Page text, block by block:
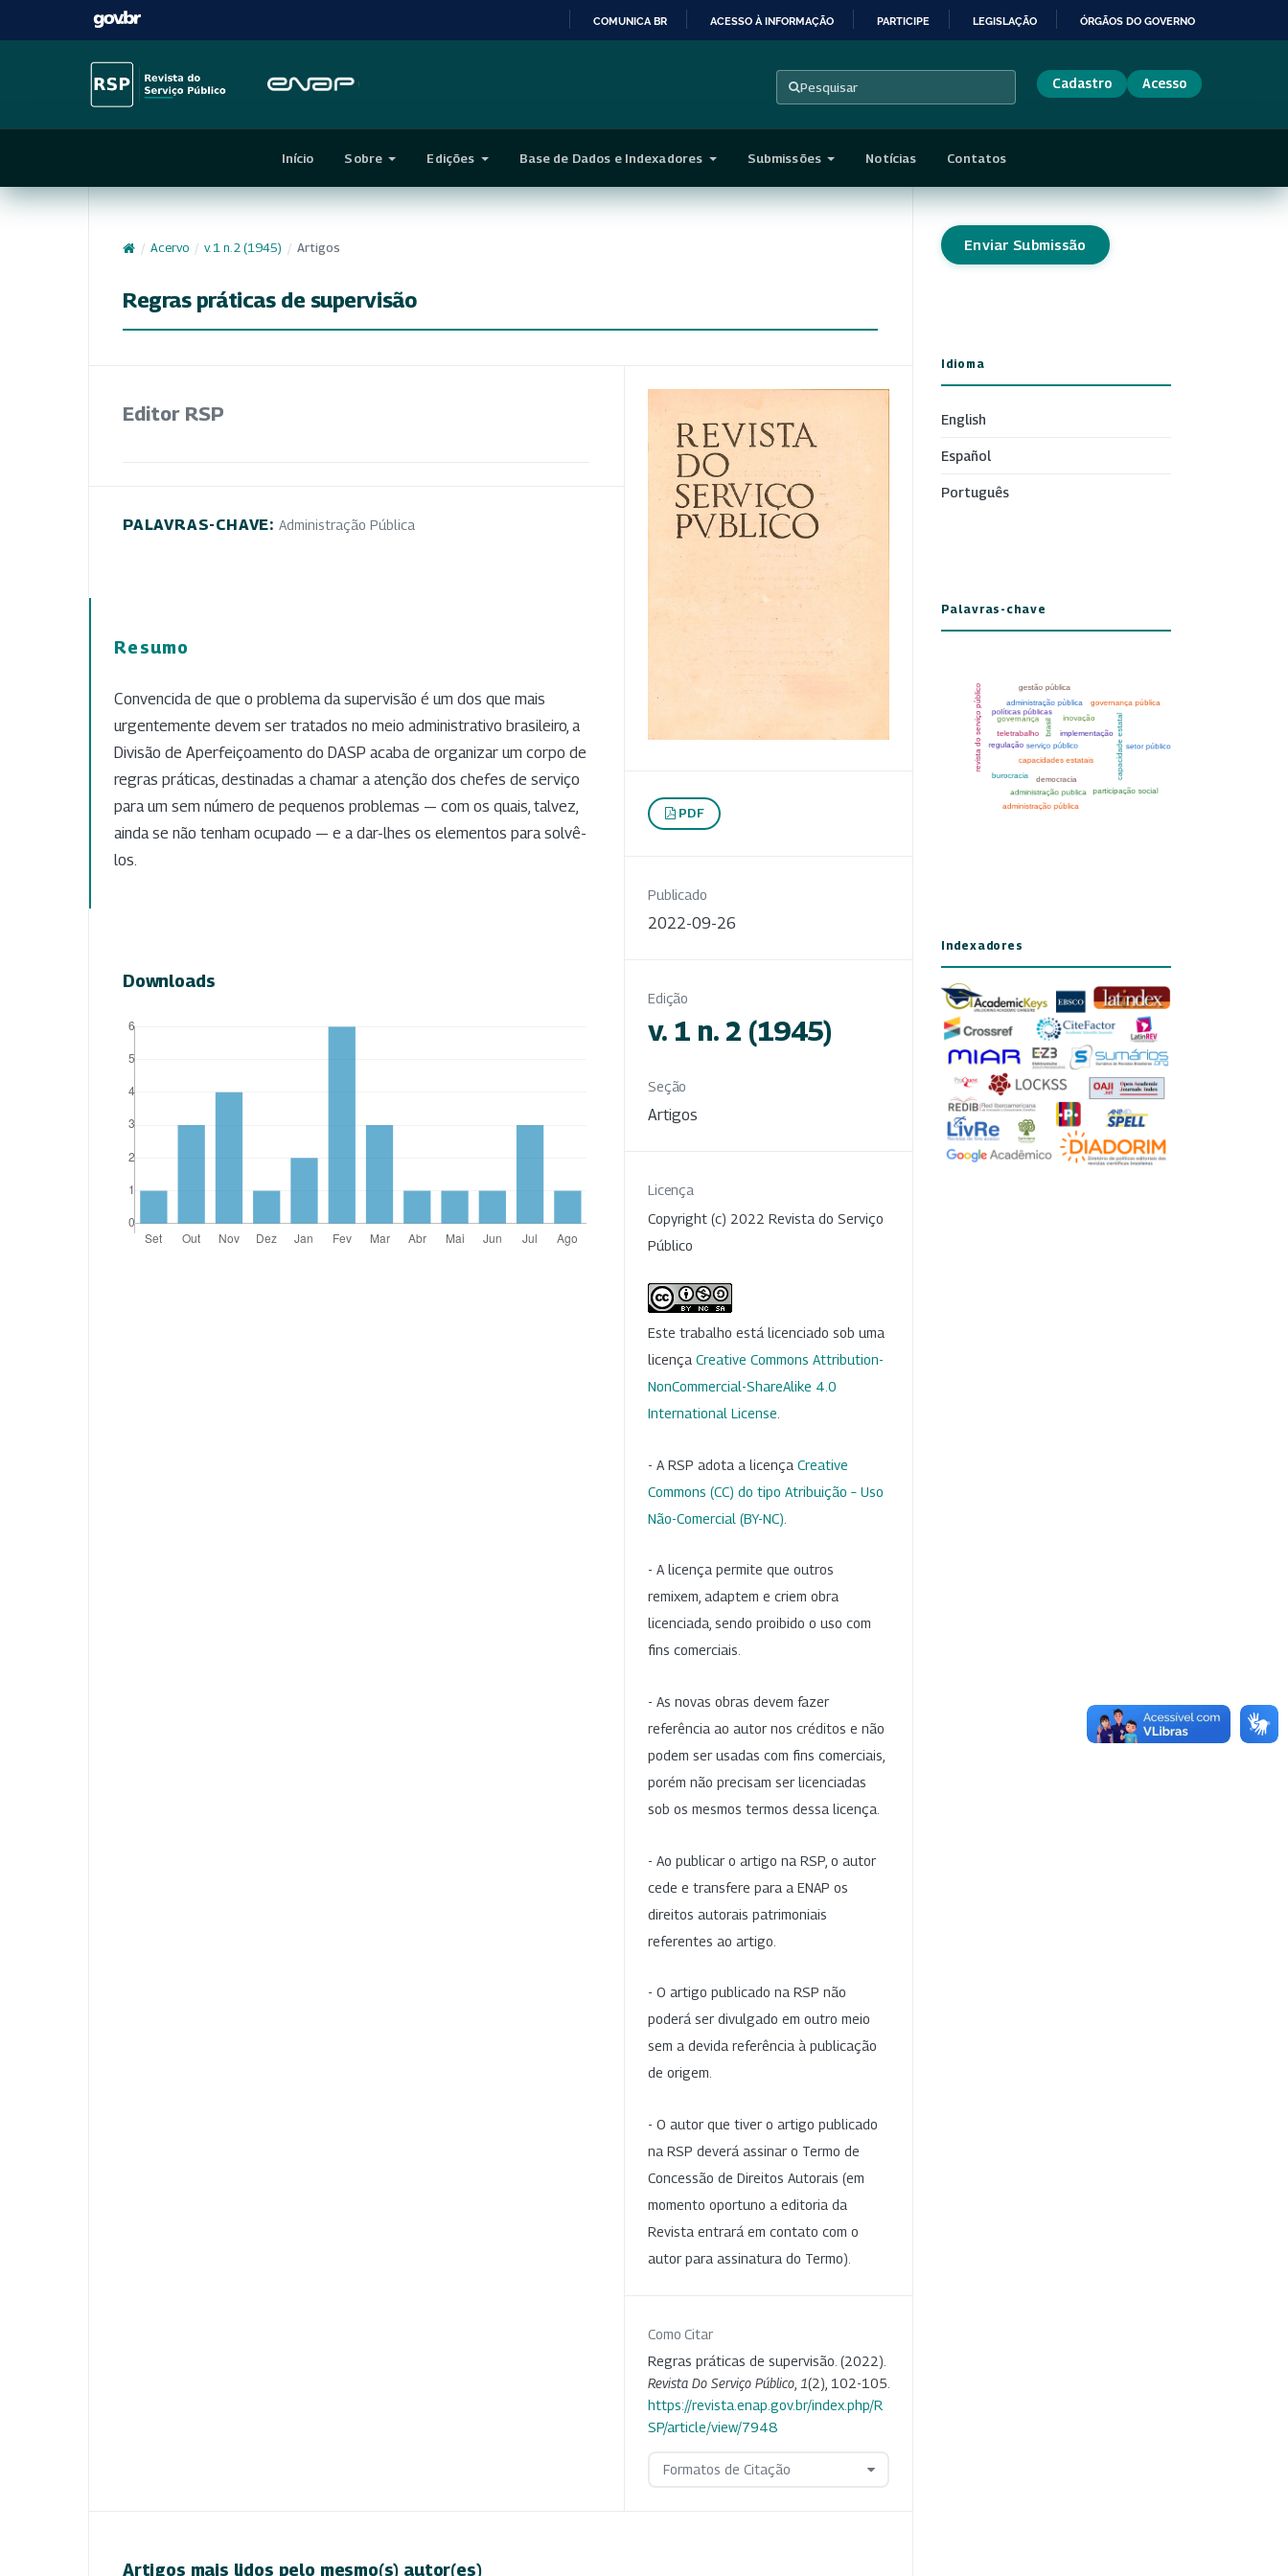
CONTEÚDO
COMUNICA BR ACESSO À INFORMAÇÃO PARTICIPE LEGISLAÇÃO ÓRGÃOS DO GOVERNO
Pesquisar Cadastro Acesso
Início Sobre Edições Base de Dados e Indexadores Submissões Notícias Contatos
/ Acervo / v. 1 n. 2 (1945) / Artigos
Regras práticas de supervisão
Editor RSP
PALAVRAS-CHAVE: Administração Pública
Resumo
Convencida de que o problema da supervisão é um dos que mais
urgentemente devem ser tratados no meio administrativo brasileiro, a
Divisão de Aperfeiçoamento do DASP acaba de organizar um corpo de
regras práticas, destinadas a chamar a atenção dos chefes de serviço
para um sem número de pequenos problemas — com os quais, talvez,
ainda se não tenham ocupado — e a dar-lhes os elementos para solvê-
los.
Downloads
PDF
Publicado
2022-09-26
Edição
v. 1 n. 2 (1945)
Seção
Artigos
Licença
Copyright (c) 2022 Revista do Serviço
Público
Este trabalho está licenciado sob uma
licença Creative Commons Attribution-
NonCommercial-ShareAlike 4.0
International License
- A RSP adota a licença Creative
Commons (CC) do tipo Atribuição – Uso
Não-Comercial (BY-NC)
- A licença permite que outros
remixem, adaptem e criem obra
licenciada, sendo proibido o uso com
fins comerciais.
- As novas obras devem fazer
referência ao autor nos créditos e não
podem ser usadas com fins comerciais,
porém não precisam ser licenciadas
sob os mesmos termos dessa licença.
- Ao publicar o artigo na RSP, o autor
cede e transfere para a ENAP os
direitos autorais patrimoniais
referentes ao artigo.
- O artigo publicado na RSP não
poderá ser divulgado em outro meio
sem a devida referência à publicação
de origem.
- O autor que tiver o artigo publicado
na RSP deverá assinar o Termo de
Concessão de Direitos Autorais (em
momento oportuno a editoria da
Revista entrará em contato com o
autor para assinatura do Termo).
Como Citar
Regras práticas de supervisão. (2022).
Revista Do Serviço Público 1(2), 102-105.
https://revista.enap.gov.br/index.php/R
SP/article/view/7948
Formatos de Citação
Artigos mais lidos pelo mesmo(s) autor(es)
Enviar Submissão
Idioma
English
Español
Português
Palavras-chave
Indexadores